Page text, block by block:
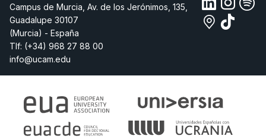
Campus de Murcia, Av. de los Jerónimos, 135,
Guadalupe 30107
(Murcia) - España
Tlf: (+34) 968 27 88 00
info@ucam.edu